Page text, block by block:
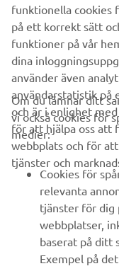
FÖRETAG
B2B
UTFORSKA
FAQ & SUPPORT
funktionella cookies
på ett korrekt sätt
funktioner på vår
dina
använder även
användarstatistik på
och är i enlighet
för att hjälpa oss att
webbplats och för
tjänster och
Om du lämnar ditt
vi också cookies för
medier:
Cookies för
relevanta
tjänster för dig
webbplatser,
baserat på ditt
Exempel på